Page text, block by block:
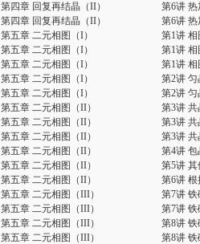
第四章 回复再结晶（II）
第6讲
第四章 回复再结晶（II）
第6讲
第五章 二元相图（I）
第1讲
第五章 二元相图（I）
第1讲
第五章 二元相图（I）
第1讲
第五章 二元相图（I）
第2讲
第五章 二元相图（I）
第2讲
第五章 二元相图（II）
第3讲
第五章 二元相图（II）
第3讲
第五章 二元相图（II）
第3讲
第五章 二元相图（II）
第4讲
第五章 二元相图（II）
第5讲
第五章 二元相图（II）
第6讲
第五章 二元相图（III）
第7讲
第五章 二元相图（III）
第7讲
第五章 二元相图（III）
第8讲
第五章 二元相图（III）
第8讲